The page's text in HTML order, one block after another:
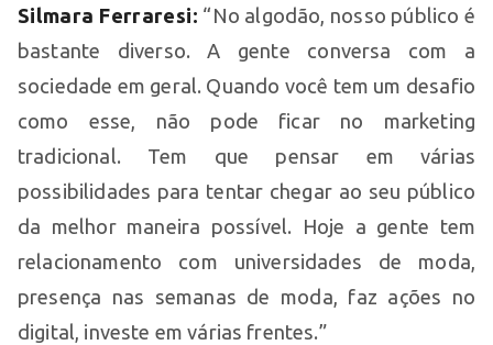
Silmara Ferraresi: “No algodão, nosso público é
bastante diverso. A gente conversa com a
sociedade em geral. Quando você tem um desafio
como esse, não pode ficar no marketing
tradicional. Tem que pensar em várias
possibilidades para tentar chegar ao seu público
da melhor maneira possível. Hoje a gente tem
relacionamento com universidades de moda,
presença nas semanas de moda, faz ações no
digital, investe em várias frentes.”